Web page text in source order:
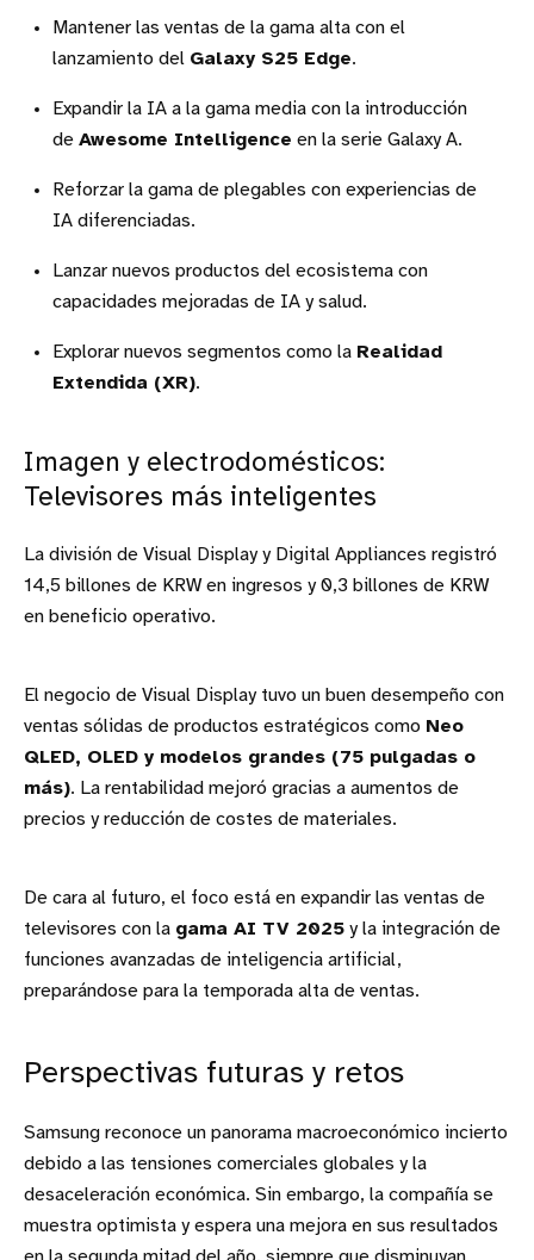
Mantener las ventas de la gama alta con el
lanzamiento del Galaxy S25 Edge.
Expandir la IA a la gama media con la introducción
de Awesome Intelligence en la serie Galaxy A.
Reforzar la gama de plegables con experiencias de
IA diferenciadas.
Lanzar nuevos productos del ecosistema con
capacidades mejoradas de IA y salud.
Explorar nuevos segmentos como la Realidad
Extendida (XR).
Imagen y electrodomésticos:
Televisores más inteligentes
La división de Visual Display y Digital Appliances registró
14,5 billones de KRW en ingresos y 0,3 billones de KRW
en beneficio operativo.
El negocio de Visual Display tuvo un buen desempeño con
ventas sólidas de productos estratégicos como Neo
QLED, OLED y modelos grandes (75 pulgadas o
más). La rentabilidad mejoró gracias a aumentos de
precios y reducción de costes de materiales.
De cara al futuro, el foco está en expandir las ventas de
televisores con la gama AI TV 2025 y la integración de
funciones avanzadas de inteligencia artificial,
preparándose para la temporada alta de ventas.
Perspectivas futuras y retos
Samsung reconoce un panorama macroeconómico incierto
debido a las tensiones comerciales globales y la
desaceleración económica. Sin embargo, la compañía se
muestra optimista y espera una mejora en sus resultados